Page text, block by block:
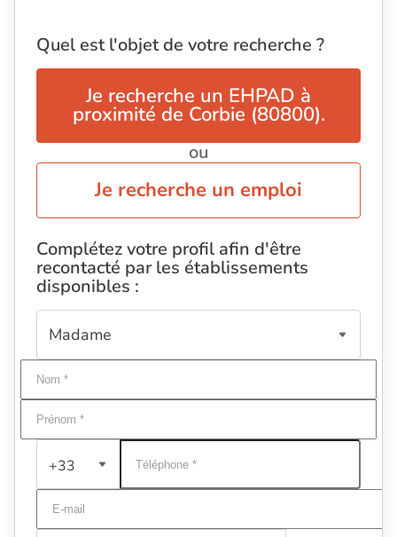
Quel est l'objet de votre recherche ?
Je recherche un EHPAD à
proximité de Corbie (80800).
ou
Je recherche un emploi
Complétez votre profil afin d'être
recontacté par les établissements
disponibles :
+33